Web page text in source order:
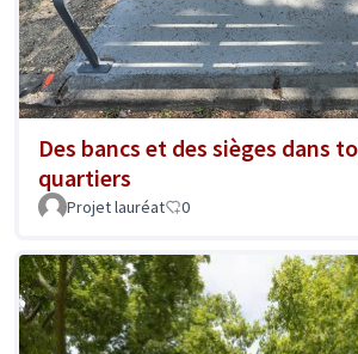
Des bancs et des sièges dans
quartiers
Projet lauréat 0